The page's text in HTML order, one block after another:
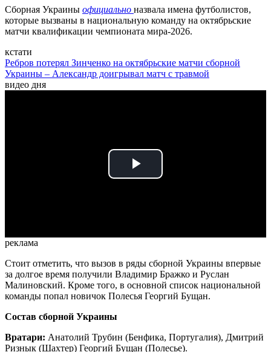
Сборная Украины официально назвала имена футболистов,
которые вызваны в национальную команду на октябрьские
матчи квалификации чемпионата мира-2026.
кстати
Ребров потерял Зинченко на октябрьские матчи сборной
Украины – Александр доигрывал матч с травмой
видео дня
Play
реклама
Стоит отметить, что вызов в ряды сборной Украины впервые
за долгое время получили Владимир Бражко и Руслан
Малиновский. Кроме того, в основной список национальной
команды попал новичок Полесья Георгий Бущан.
Состав сборной Украины
Вратари: Анатолий Трубин (Бенфика, Португалия), Дмитрий
Ризнык (Шахтер) Георгий Бущан (Полесье).